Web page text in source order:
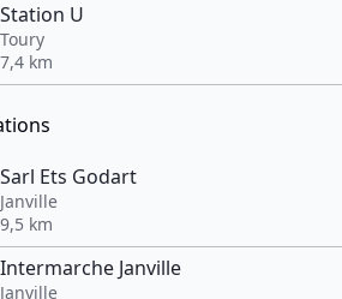
Station U
Toury
7,4 km
Sarl Ets Godart
Janville
9,5 km
Intermarche Janville
Janville